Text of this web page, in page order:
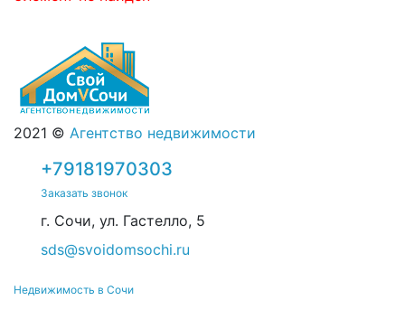
2021 © Агентство недвижимости
+79181970303
Заказать звонок
г. Сочи, ул. Гастелло, 5
sds@svoidomsochi.ru
Недвижимость в Сочи